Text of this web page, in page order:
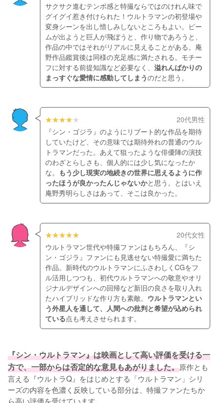
サクサク進むテンポ感と特撮ならではのけれん味で
グイグイ惹き付けられた！ウルトラマンの初登場や
変身シーンを出し惜しみしないところもよい。ビー
ムが出ようと巨人が飛ぼうと、作り物であろうと、
作品の中ではそれがリアルに見えることがある。庵
野作品鑑賞後は同様の充足感に満たされる。モチー
フに対する前提知識など必要なく、 溢れんばかりの
まっすぐな愛情に感動してしまうのだと思う。
20代男性
『シン・ゴジラ』のようにリブート的な作品を期待
していたけど、その意味では期待外れの普通のウル
トラマンだった。あえて狙ったような俳優陣の演技
のわざとらしさも、個人的には少し気になったか
な。 もう少し現実の地続きの世界に思えるように作
ったほうが良かったんじゃないかと思う。とはいえ
庵野秀明らしさはあって、そこは良かった。
20代女性
ウルトラマン世代や特撮ファンはもちろん、『シ
ン・ゴジラ』ファンにも見逃せない特撮愛に満ちた
作品。新時代のウルトラマンにふさわしくCGをフ
ル活用しつつも、初代ウルトラマンへの敬意やオリ
ジナルデザインへの回帰など新旧の良さを取り入れ
たハイブリッドな作り方も素敵。 ウルトラマンとい
う外星人を通して、人間への批判と希望が込められ
ている点も考えさせられます。
『シン・ウルトラマン』は映画として高い評価を受ける一
方で、一部からは否定的な意見もあがりました。原作とも
言える『ウルトラQ』をはじめとする「ウルトラマン」シリ
ーズの内容を色濃く反映している部分は、特撮ファンたちか
ら高い評価を受けています。